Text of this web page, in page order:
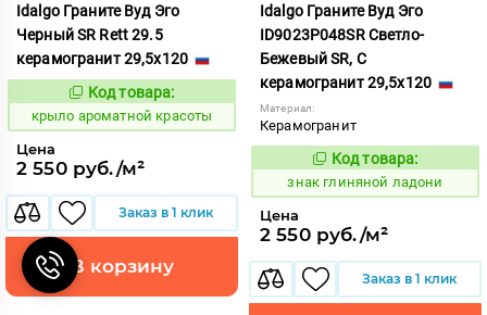
Idalgo Граните Вуд Эго
Черный SR Rett 29.5
керамогранит 29,5x120
828415
Код товара:
крыло ароматной красоты
Цена
2 550 руб./м²
Заказ в 1 клик
В корзину
Idalgo Граните Вуд Эго
ID9023P048SR Светло-
Бежевый SR, С
керамогранит 29,5x120
Материал:
Керамогранит
486542
Код товара:
знак глиняной ладони
Цена
2 550 руб./м²
Заказ в 1 клик